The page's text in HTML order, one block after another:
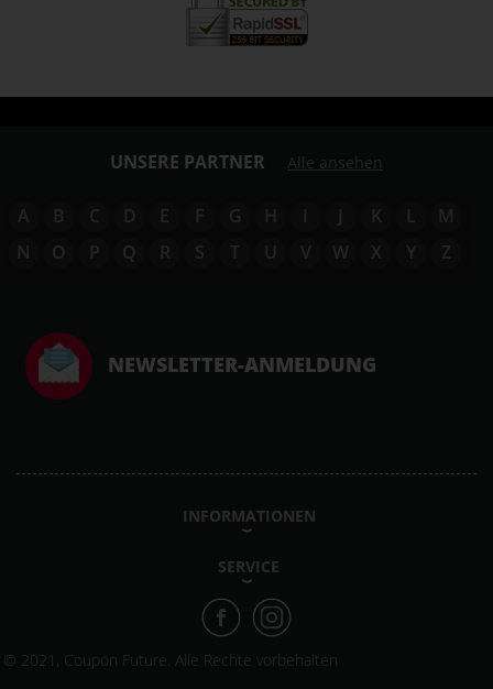
UNSERE PARTNER Alle ansehen
A B C D E F G H I J K L
M
N
O P Q R S T U V W X Y Z
NEWSLETTER-ANMELDUNG
INFORMATIONEN
SERVICE
© 2021, Coupon Future. Alle Rechte vorbehalten